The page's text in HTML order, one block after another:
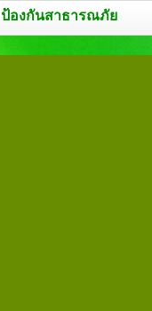
ป้องกันสาธารณภัย